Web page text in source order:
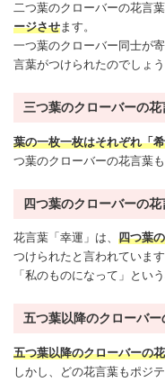
二つ葉のクローバーの花言葉
ージさせます。
一つ葉のクローバー同士が
言葉がつけられたのでしょう
三つ葉のクローバーの花
葉の一枚一枚はそれぞれ「
つ葉のクローバーの花言葉
四つ葉のクローバーの花
花言葉「幸運」は、 四つ葉
つけられたと言われています
「私のものになって」とい
五つ葉以降のクローバ
五つ葉以降のクローバーの
しかし、どの花言葉もポジ